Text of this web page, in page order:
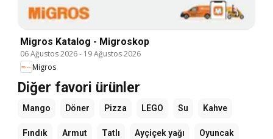
Migros Katalog - Migroskop
06 Ağustos 2026- 19 Ağustos 2026
Migros
Diğer favori ürünler
Mango Döner Pizza LEGO Su Kahve
Fındık Armut Tatlı Ayçiçek yağı Oyuncak